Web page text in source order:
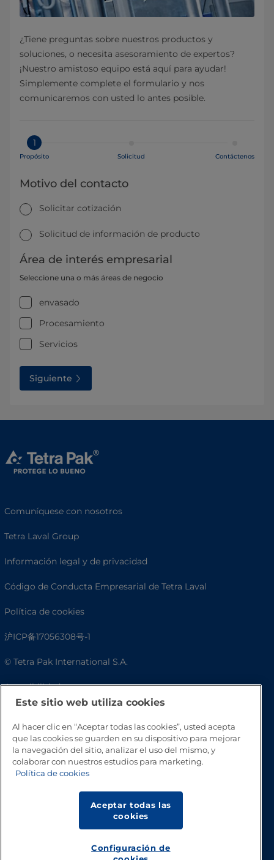
¿Tiene preguntas sobre nuestros productos y
soluciones, o necesita asesoramiento de expertos?
¡Nuestro amistoso equipo está aquí para ayudar!
Simplemente complete el formulario y nos
comunicaremos con usted lo antes posible.
1
Propósito Solicitud Contáctenos
Motivo del contacto
Solicitar cotización
Solicitud de información de producto
Área de interés empresarial
Seleccione una o más áreas de negocio
envasado
Procesamiento
Servicios
Siguiente
Comuníquese con nosotros
Tetra Laval Group
Información legal y de privacidad
Código de Conducta Empresarial de Tetra Laval
Política de cookies
沪ICP备17056308号-1
© Tetra Pak International S.A.
Accesibilidad
Este sitio web utiliza cookies
Al hacer clic en “Aceptar todas las cookies”, usted acepta
que las cookies se guarden en su dispositivo para mejorar
la navegación del sitio, analizar el uso del mismo, y
colaborar con nuestros estudios para marketing.
Política de cookies
Aceptar todas las
cookies
Configuración de